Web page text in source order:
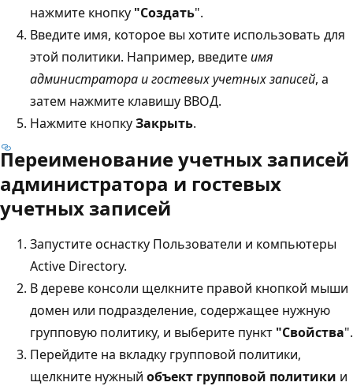
нажмите кнопку "Создать".
Введите имя, которое вы хотите использовать для
этой политики. Например, введите имя
администратора и гостевых учетных записей, а
затем нажмите клавишу ВВОД.
Нажмите кнопкуЗакрыть.
Переименование учетных записей
администратора и гостевых
учетных записей
Запустите оснастку Пользователи и компьютеры
Active Directory.
В дереве консоли щелкните правой кнопкой мыши
домен или подразделение, содержащее нужную
групповую политику, и выберите пункт "Свойства".
Перейдите на вкладку групповой политики,
щелкните нужный объект групповой политики и